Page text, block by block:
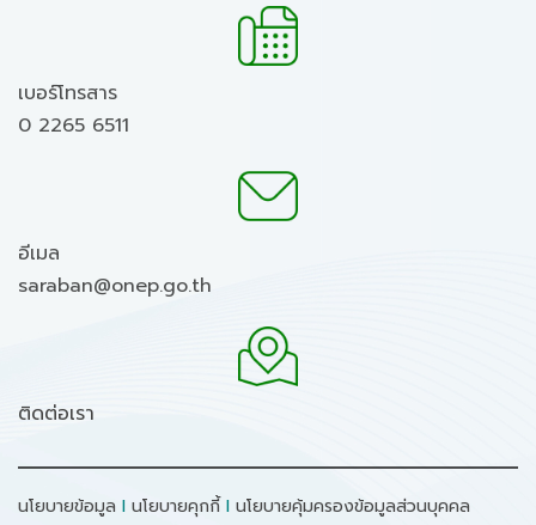
เบอร์โทรสาร
0 2265 6511
อีเมล
saraban@onep.go.th
ติดต่อเรา
นโยบายข้อมูล I นโยบายคุกกี้ I นโยบายคุ้มครองข้อมูลส่วนบุคคล